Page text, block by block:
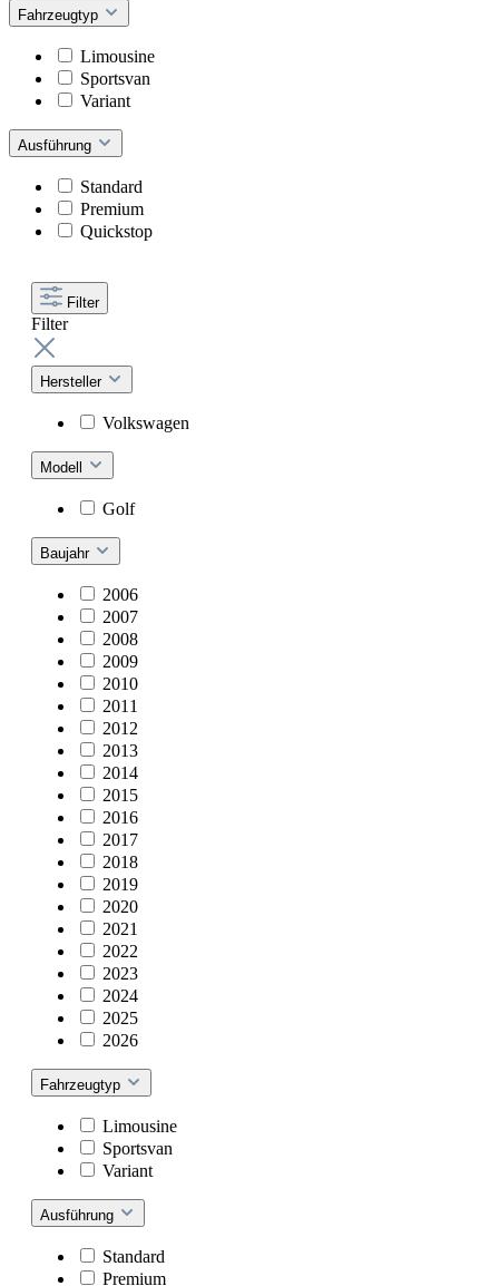
Fahrzeugtyp
Limousine
Sportsvan
Variant
Ausführung
Standard
Premium
Quickstop
Filter
Filter
Hersteller
Volkswagen
Modell
Golf
Baujahr
2006
2007
2008
2009
2010
2011
2012
2013
2014
2015
2016
2017
2018
2019
2020
2021
2022
2023
2024
2025
2026
Fahrzeugtyp
Limousine
Sportsvan
Variant
Ausführung
Standard
Premium